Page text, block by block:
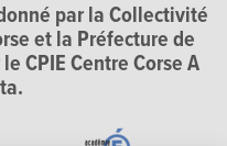
par la Collectivité
et la Préfecture de
CPIE Centre Corse A